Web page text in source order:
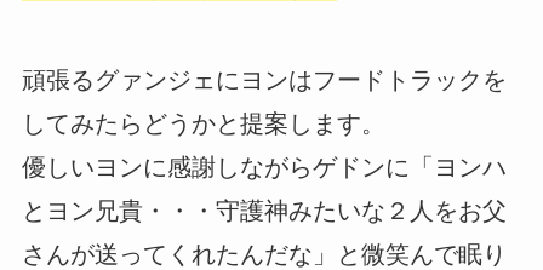
頑張るグァンジェにヨンはフードトラックを
してみたらどうかと提案します。
優しいヨンに感謝しながらゲドンに「ヨンハ
とヨン兄貴・・・守護神みたいな２人をお父
さんが送ってくれたんだな」と微笑んで眠り